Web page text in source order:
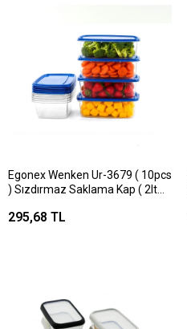
Egonex Wenken Ur-3679 ( 10pcs
) Sızdırmaz Saklama Kap ( 2lt
295,68 TL